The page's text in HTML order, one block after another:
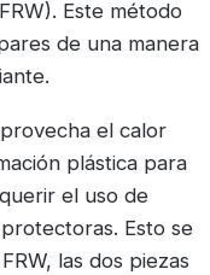
Este método
de una manera
el calor
plástica para
el uso de
Esto se
las dos piezas